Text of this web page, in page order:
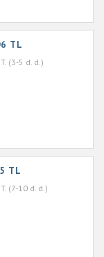
TL
(3-5 d. d.)
TL
(7-10 d. d.)